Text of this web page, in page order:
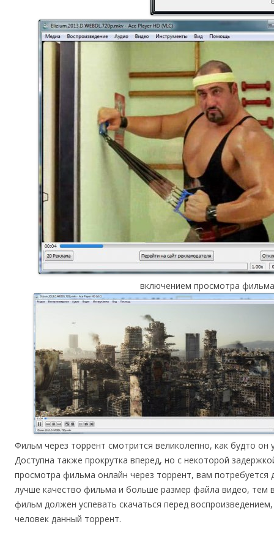
включением просмотра
Фильм через торрент смотрится великолепно, как будто
Доступна также прокрутка вперед, но с некоторой
просмотра фильма онлайн через торрент, вам
лучше качество фильма и больше размер файла видео, тем
фильм должен успевать скачаться перед
человек данный торрент.